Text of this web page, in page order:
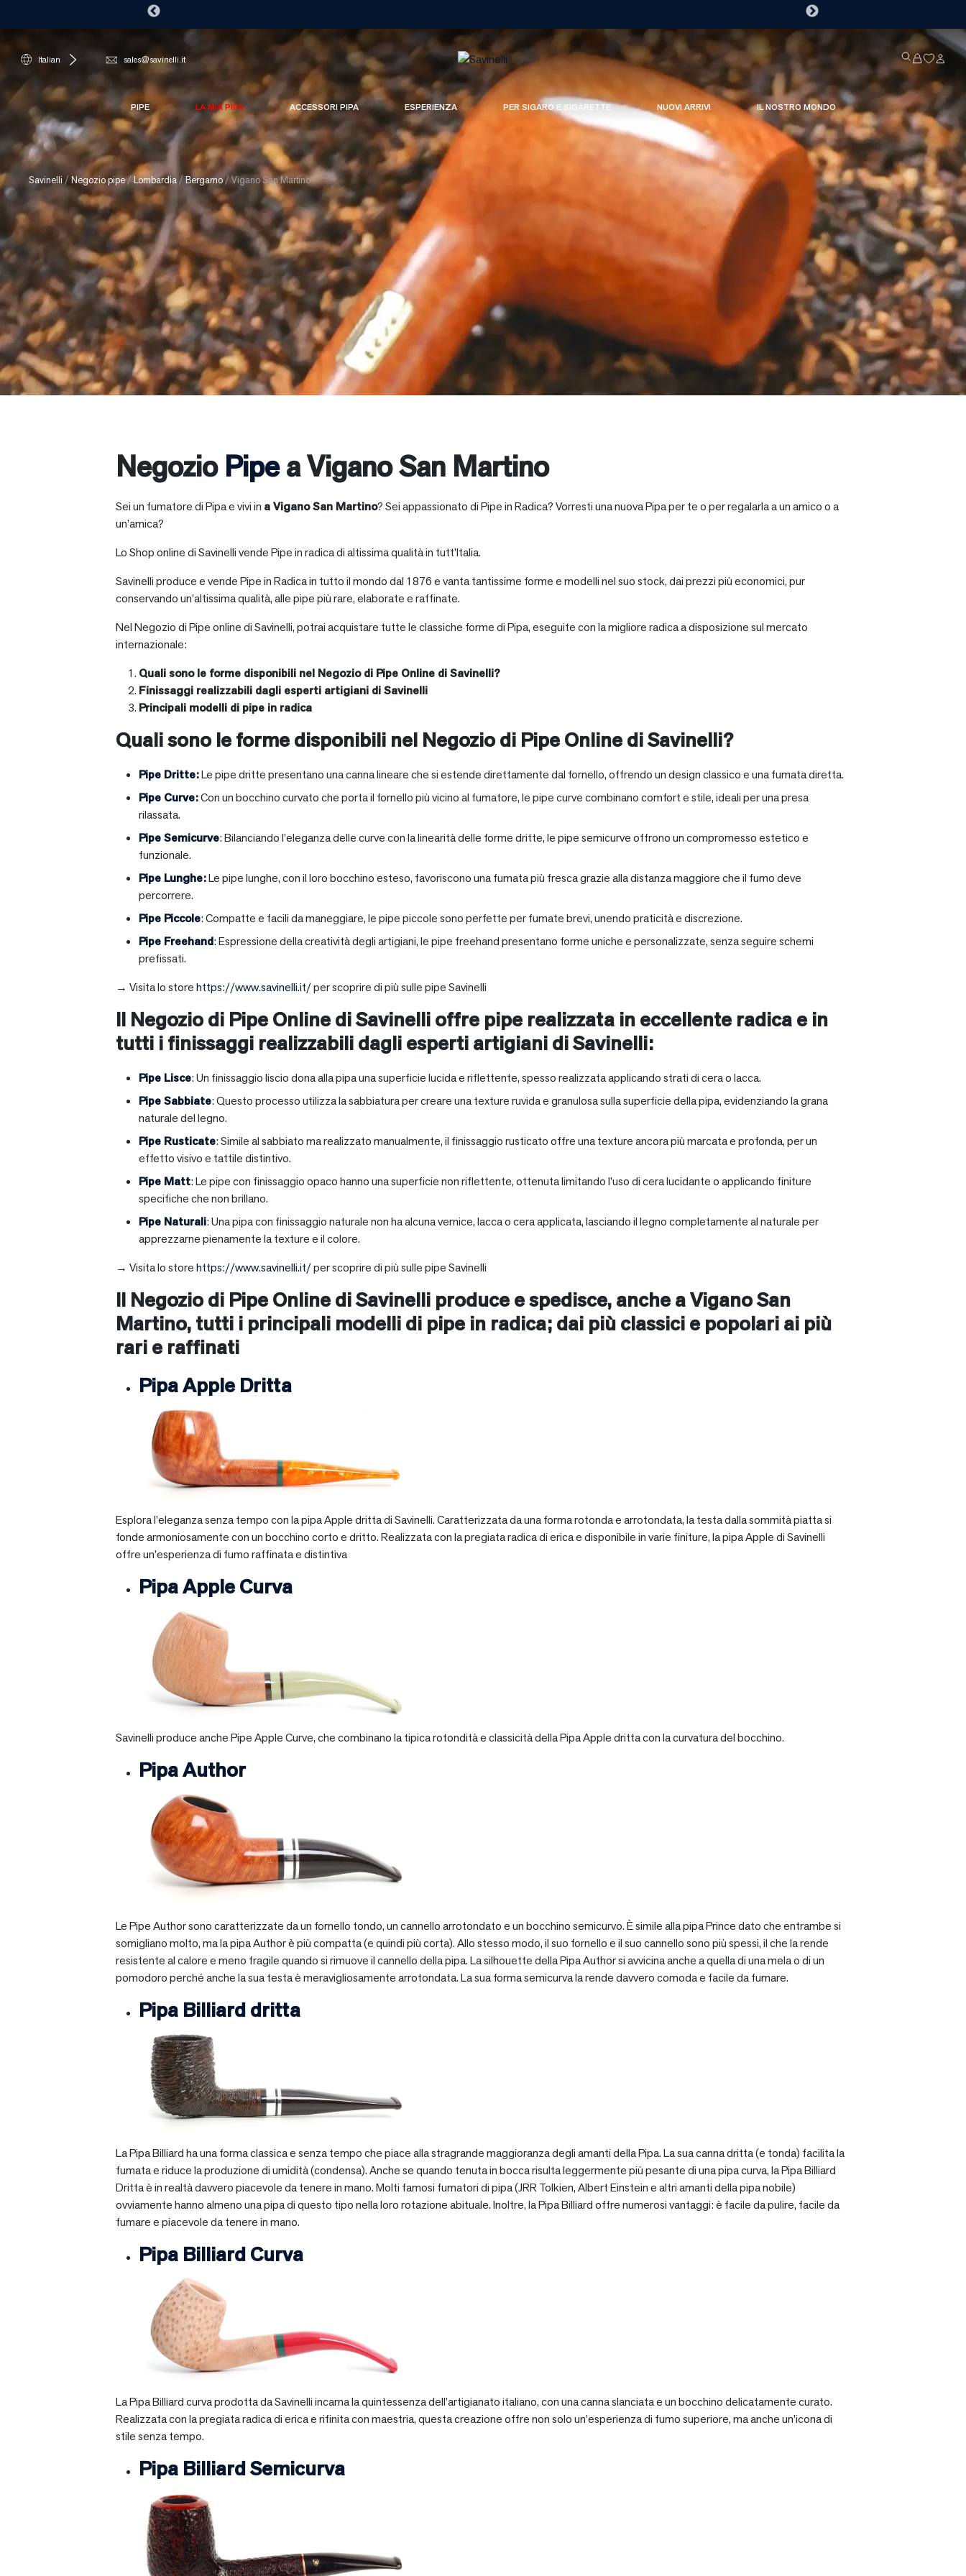
Italian sales@savinelli.it
PIPE LA MIA PIPA ACCESSORI PIPA ESPERIENZA PER SIGARO E SIGARETTE NUOVI ARRIVI IL NOSTRO MONDO
Savinelli / Negozio pipe/Lombardia /Bergamo/ Vigano San Martino
Negozio Pipea Vigano San Martino
Sei un fumatore di Pipa e vivi in aVigano San Martino? Sei appassionato di Pipe in Radica? Vorresti una nuova Pipa per te o per regalarla a un amico o a
un’amica?
Lo Shop online di Savinelli vende Pipe in radica di altissima qualità in tutt’Italia.
Savinelli produce e vende Pipe in Radica in tutto il mondo dal 1876 e vanta tantissime forme e modelli nel suo stock, dai prezzi più economici, pur
conservando un’altissima qualità, alle pipe più rare, elaborate e raffinate.
Nel Negozio di Pipe online di Savinelli, potrai acquistare tutte le classiche forme di Pipa, eseguite con la migliore radica a disposizione sul mercato
internazionale:
Quali sono le forme disponibili nel Negozio di Pipe Online di Savinelli?
Finissaggi realizzabili dagli esperti artigiani di Savinelli
Principali modelli di pipe in radica
Quali sono le forme disponibili nel Negozio di Pipe Online di Savinelli?
Pipe Dritte:Le pipe dritte presentano una canna lineare che si estende direttamente dal fornello, offrendo un design classico e una fumata diretta.
Pipe Curve:Con un bocchino curvato che porta il fornello più vicino al fumatore, le pipe curve combinano comfort e stile, ideali per una presa
rilassata.
Pipe Semicurve: Bilanciando l’eleganza delle curve con la linearità delle forme dritte, le pipe semicurve offrono un compromesso estetico e
funzionale.
Pipe Lunghe:Le pipe lunghe, con il loro bocchino esteso, favoriscono una fumata più fresca grazie alla distanza maggiore che il fumo deve
percorrere.
Pipe Piccole: Compatte e facili da maneggiare, le pipe piccole sono perfette per fumate brevi, unendo praticità e discrezione.
Pipe Freehand: Espressione della creatività degli artigiani, le pipe freehand presentano forme uniche e personalizzate, senza seguire schemi
prefissati.
→ Visita lo storehttps://www.savinelli.it/per scoprire di più sulle pipe Savinelli
Il Negozio di Pipe Online di Savinelli offre pipe realizzata in eccellente radica e in
tutti i finissaggi realizzabili dagli esperti artigiani di Savinelli:
Pipe Lisce: Un finissaggio liscio dona alla pipa una superficie lucida e riflettente, spesso realizzata applicando strati di cera o lacca.
Pipe Sabbiate: Questo processo utilizza la sabbiatura per creare una texture ruvida e granulosa sulla superficie della pipa, evidenziando la grana
naturale del legno.
Pipe Rusticate: Simile al sabbiato ma realizzato manualmente, il finissaggio rusticato offre una texture ancora più marcata e profonda, per un
effetto visivo e tattile distintivo.
Pipe Matt: Le pipe con finissaggio opaco hanno una superficie non riflettente, ottenuta limitando l’uso di cera lucidante o applicando finiture
specifiche che non brillano.
Pipe Naturali: Una pipa con finissaggio naturale non ha alcuna vernice, lacca o cera applicata, lasciando il legno completamente al naturale per
apprezzarne pienamente la texture e il colore.
→ Visita lo storehttps://www.savinelli.it/per scoprire di più sulle pipe Savinelli
Il Negozio di Pipe Online di Savinelli produce e spedisce, anche aVigano San
Martino, tutti i principali modelli di pipe in radica; dai più classici e popolari ai più
rari e raffinati
Pipa Apple Dritta
Esplora l’eleganza senza tempo con la pipa Apple dritta di Savinelli. Caratterizzata da una forma rotonda e arrotondata, la testa dalla sommità piatta si
fonde armoniosamente con un bocchino corto e dritto. Realizzata con la pregiata radica di erica e disponibile in varie finiture, la pipa Apple di Savinelli
offre un’esperienza di fumo raffinata e distintiva
Pipa Apple Curva
Savinelli produce anche Pipe Apple Curve, che combinano la tipica rotondità e classicità della Pipa Apple dritta con la curvatura del bocchino.
Pipa Author
Le Pipe Author sono caratterizzate da un fornello tondo, un cannello arrotondato e un bocchino semicurvo. È simile alla pipa Prince dato che entrambe si
somigliano molto, ma la pipa Author è più compatta (e quindi più corta). Allo stesso modo, il suo fornello e il suo cannello sono più spessi, il che la rende
resistente al calore e meno fragile quando si rimuove il cannello della pipa. La silhouette della Pipa Author si avvicina anche a quella di una mela o di un
pomodoro perché anche la sua testa è meravigliosamente arrotondata. La sua forma semicurva la rende davvero comoda e facile da fumare.
Pipa Billiard dritta
La Pipa Billiard ha una forma classica e senza tempo che piace alla stragrande maggioranza degli amanti della Pipa. La sua canna dritta (e tonda) facilita la
fumata e riduce la produzione di umidità (condensa). Anche se quando tenuta in bocca risulta leggermente più pesante di una pipa curva, la Pipa Billiard
Dritta è in realtà davvero piacevole da tenere in mano. Molti famosi fumatori di pipa (JRR Tolkien, Albert Einstein e altri amanti della pipa nobile)
ovviamente hanno almeno una pipa di questo tipo nella loro rotazione abituale. Inoltre, la Pipa Billiard offre numerosi vantaggi: è facile da pulire, facile da
fumare e piacevole da tenere in mano.
Pipa Billiard Curva
La Pipa Billiard curva prodotta da Savinelli incarna la quintessenza dell’artigianato italiano, con una canna slanciata e un bocchino delicatamente curato.
Realizzata con la pregiata radica di erica e rifinita con maestria, questa creazione offre non solo un’esperienza di fumo superiore, ma anche un’icona di
stile senza tempo.
Pipa Billiard Semicurva